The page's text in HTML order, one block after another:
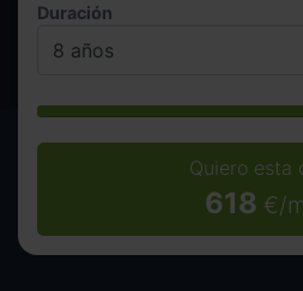
Duración
Quiero esta
618 €/